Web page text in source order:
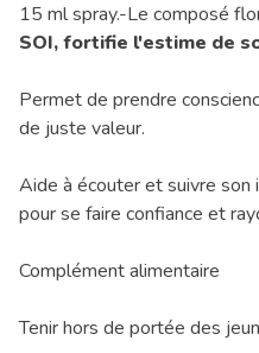
15 ml spray.-Le composé
SOI,fortifie l'estime de
Permet de prendre
de juste valeur.
Aide à écouter et suivre son
pour se faire confiance et
Complément alimentaire
Tenir hors de portée des